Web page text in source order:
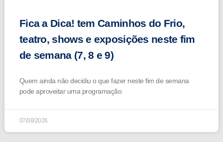
Fica a Dica! tem Caminhos do Frio,
teatro, shows e exposições neste fim
de semana (7, 8 e 9)
Quem ainda não decidiu o que fazer neste fim de semana
pode aproveitar uma programação
07/08/2026